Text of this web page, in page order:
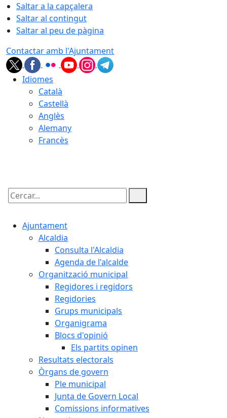
Saltar a la capçalera
Saltar al contingut
Saltar al peu de pàgina
Contactar amb l'Ajuntament
Idiomes
Català
Castellà
Anglès
Alemany
Francès
Cercar:
Ajuntament
Alcaldia
Consulta l'Alcaldia
Agenda de l'alcalde
Organització municipal
Regidores i regidors
Regidories
Grups municipals
Organigrama
Blocs d'opinió
Els partits opinen
Resultats electorals
Òrgans de govern
Ple municipal
Junta de Govern Local
Comissions informatives